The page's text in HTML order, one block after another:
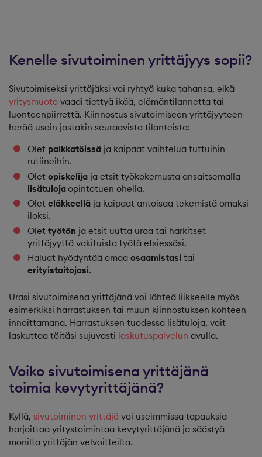
Kenelle sivutoiminen yrittäjyys sopii?
Sivutoimiseksi yrittäjäksi voi ryhtyä kuka tahansa, eikä
yritysmuoto vaadi tiettyä ikää, elämäntilannetta tai
luonteenpiirrettä. Kiinnostus sivutoimiseen yrittäjyyteen
herää usein jostakin seuraavista tilanteista:
Olet palkkatöissä ja kaipaat vaihtelua tuttuihin
rutiineihin.
Olet opiskelija ja etsit työkokemusta ansaitsemalla
lisätulojaopintotuen ohella.
Olet eläkkeellä ja kaipaat antoisaa tekemistä omaksi
iloksi.
Olet työtön ja etsit uutta uraa tai harkitset
yrittäjyyttä vakituista työtä etsiessäsi.
Haluat hyödyntää omaa osaamistasi tai
erityistaitojasi.
Urasi sivutoimisena yrittäjänä voi lähteä liikkeelle myös
esimerkiksi harrastuksen tai muun kiinnostuksen kohteen
innoittamana. Harrastuksen tuodessa lisätuloja, voit
laskuttaa töitäsi sujuvasti laskutuspalvelun avulla.
Voiko sivutoimisena yrittäjänä
toimia kevytyrittäjänä?
Kyllä, sivutoiminen yrittäjä voi useimmissa tapauksia
harjoittaa yritystoimintaa kevytyrittäjänä ja säästyä
monilta yrittäjän velvoitteilta.